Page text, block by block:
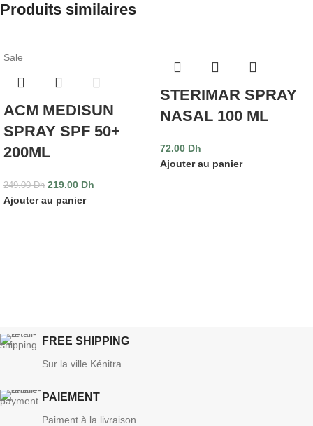
Produits similaires
Sale
ACM MEDISUN
SPRAY SPF 50+
200ML
249.00Dh 219.00 Dh
Ajouter au panier
STERIMAR SPRAY
NASAL 100 ML
72.00 Dh
Ajouter au panier
FREE SHIPPING
Sur la ville Kénitra
PAIEMENT
Paiment à la livraison